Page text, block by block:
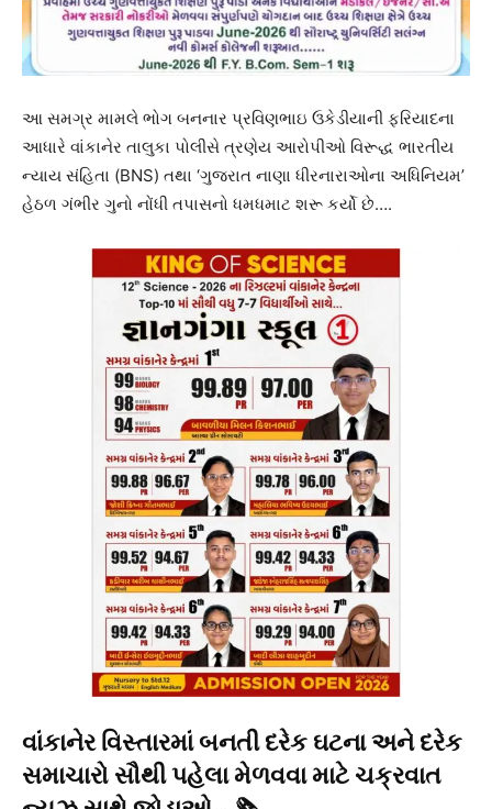
આ સમગ્ર મામલે ભોગ બનનાર પ્રવિણભાઇ ઉકેડીયાની ફરિયાદના
આધારે વાંકાનેર તાલુકા પોલીસે ત્રણેય આરોપીઓ વિરૂદ્ધ ભારતીય
ન્યાય સંહિતા (BNS) તથા ‘ગુજરાત નાણા ધીરનારાઓના અધિનિયમ’
હેઠળ ગંભીર ગુનો નોંધી તપાસનો ધમધમાટ શરૂ કર્યો છે….
વાંકાનેર વિસ્તારમાં બનતી દરેક ઘટના અને દરેક
સમાચારો સૌથી પહેલા મેળવવા માટે ચક્રવાત